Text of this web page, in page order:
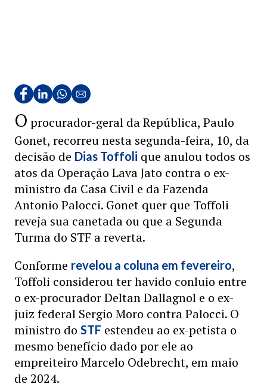
O procurador-geral da República, Paulo
Gonet, recorreu nesta segunda-feira, 10, da
decisão de Dias Toffoli que anulou todos os
atos da Operação Lava Jato contra o ex-
ministro da Casa Civil e da Fazenda
Antonio Palocci. Gonet quer que Toffoli
reveja sua canetada ou que a Segunda
Turma do STF a reverta.
Conforme revelou a coluna em fevereiro,
Toffoli considerou ter havido conluio entre
o ex-procurador Deltan Dallagnol e o ex-
juiz federal Sergio Moro contra Palocci. O
ministro do STF estendeu ao ex-petista o
mesmo benefício dado por ele ao
empreiteiro Marcelo Odebrecht, em maio
de 2024.